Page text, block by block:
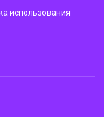
использования